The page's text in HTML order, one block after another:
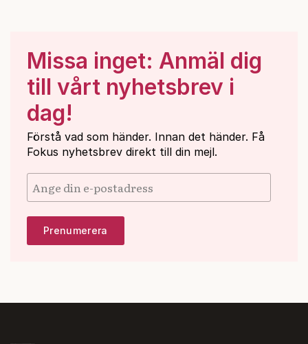
Missa inget: Anmäl dig
till vårt nyhetsbrev i
dag!
Förstå vad som händer. Innan det händer. Få
Fokus nyhetsbrev direkt till din mejl.